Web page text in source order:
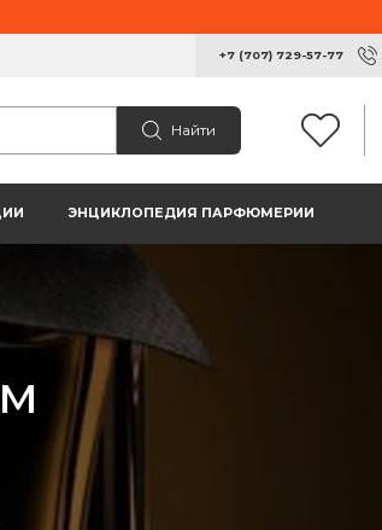
+7 (707) 729-57-77
Найти
ЭНЦИКЛОПЕДИЯ ПАРФЮМЕРИИ